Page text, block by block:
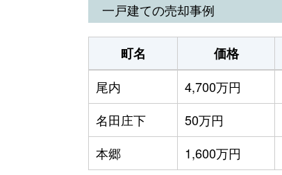
一戸建ての売却事例
町名 価格
尾内
4,700万円
名田庄下
50万円
本郷
1,600万円